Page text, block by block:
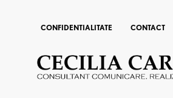
CONFIDENTIALITATE CONTACT